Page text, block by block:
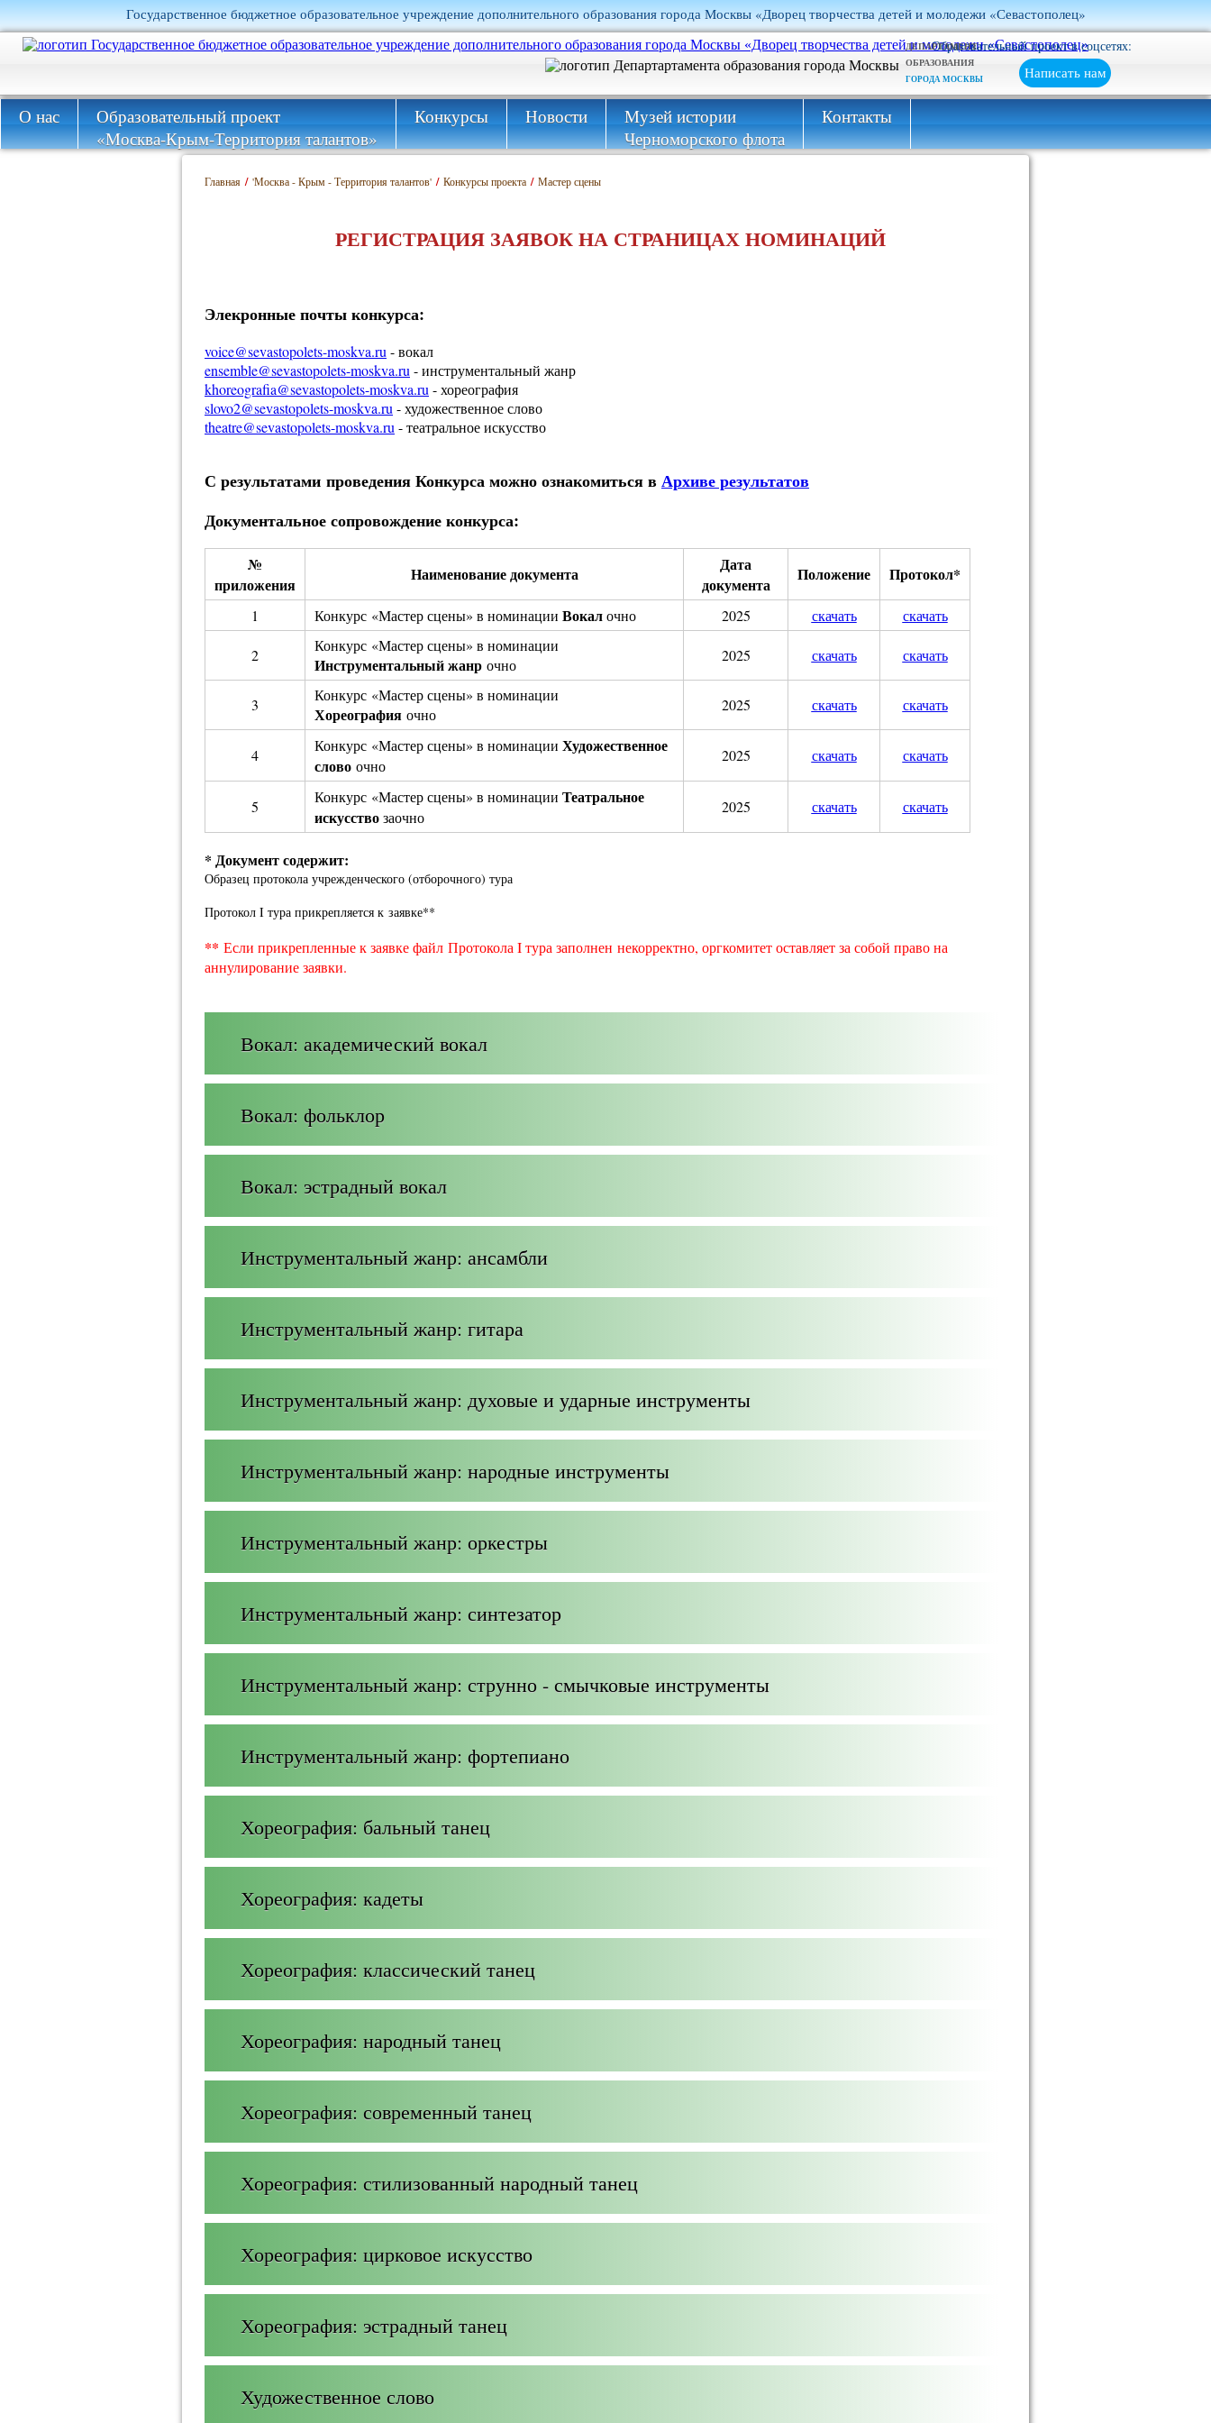
Государственное бюджетное образовательное учреждение дополнительного образования города Москвы «Дворец творчества детей и молодежи «Севастополец»
ДЕПАРТАМЕНТ
ОБРАЗОВАНИЯ
ГОРОДА МОСКВЫ
Образовательный проект в соцсетях:
Написать нам
О нас
Образовательный проект
«Москва-Крым-Территория талантов»
Конкурсы Новости
Музей истории
Черноморского флота
Контакты
Главная / 'Москва - Крым - Территория талантов' / Конкурсы проекта / Мастер сцены
РЕГИСТРАЦИЯ ЗАЯВОК НА СТРАНИЦАХ НОМИНАЦИЙ
Элекронные почты конкурса:
voice@sevastopolets-moskva.ru - вокал
ensemble@sevastopolets-moskva.ru - инструментальный жанр
khoreografia@sevastopolets-moskva.ru - хореография
slovo2@sevastopolets-moskva.ru - художественное слово
theatre@sevastopolets-moskva.ru - театральное искусство
С результатами проведения Конкурса можно ознакомиться вАрхиве результатов
Документальное сопровождение конкурса:
№
приложения
Наименование документа
Дата
документа
Положение Протокол*
1 Конкурс «Мастер сцены» в номинации Вокалочно 2025 скачать скачать
2
Конкурс «Мастер сцены» в номинации
Инструментальный жанр очно
2025 скачать скачать
3
Конкурс «Мастер сцены» в номинации
Хореография очно
2025 скачать скачать
4
Конкурс «Мастер сцены» в номинации Художественное
слово очно
2025 скачать скачать
5
Конкурс «Мастер сцены» в номинации Театральное
искусствозаочно
2025 скачать скачать
* Документ содержит:
Образец протокола учрежденческого (отборочного) тура
Протокол I тура прикрепляется к заявке**
** Если прикрепленные к заявке файл Протокола I тура заполнен некорректно, оргкомитет оставляет за собой право на
аннулирование заявки.
Вокал: академический вокал
Вокал: фольклор
Вокал: эстрадный вокал
Инструментальный жанр: ансамбли
Инструментальный жанр: гитара
Инструментальный жанр: духовые и ударные инструменты
Инструментальный жанр: народные инструменты
Инструментальный жанр: оркестры
Инструментальный жанр: синтезатор
Инструментальный жанр: струнно - смычковые инструменты
Инструментальный жанр: фортепиано
Хореография: бальный танец
Хореография: кадеты
Хореография: классический танец
Хореография: народный танец
Хореография: современный танец
Хореография: стилизованный народный танец
Хореография: цирковое искусство
Хореография: эстрадный танец
Художественное слово